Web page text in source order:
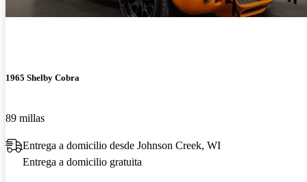
1965 Shelby Cobra
89 millas
Entrega a domicilio desde Johnson Creek, WI
Entrega a domicilio gratuita